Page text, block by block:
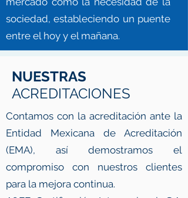
sociedad, estableciendo un puente
entre el hoy y el mañana.
NUESTRAS
ACREDITACIONES
Contamos con la acreditación ante la
Entidad Mexicana de Acreditación
(EMA), así demostramos el
compromiso con nuestros clientes
para la mejora continua.